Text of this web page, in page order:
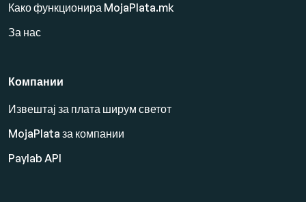
Како функционира MojaPlata.mk
За нас
Компании
Извештај за плата ширум светот
MojaPlata за компании
Paylab API